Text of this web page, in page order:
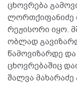
ცხოვრება
ლორთქიფანიძე
რეჟისორი იყო.
ობლად
წამოვიზარდე და
ცხოვრებაშიც
შალვა